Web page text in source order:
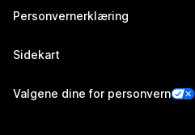
Personvernerklæring
Sidekart
Valgene dine for personvern